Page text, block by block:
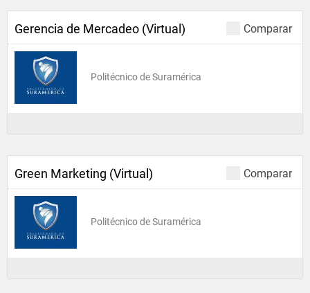
Comparar
Gerencia de Mercadeo (Virtual)
Politécnico de Suramérica
Comparar
Green Marketing (Virtual)
Politécnico de Suramérica